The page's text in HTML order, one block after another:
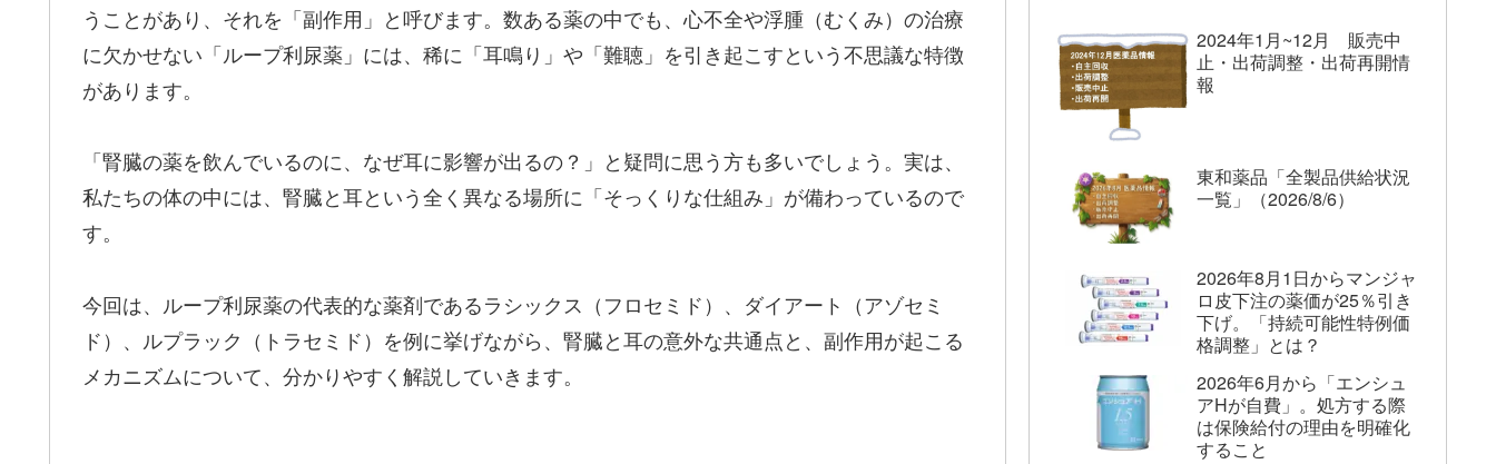
うことがあり、それを「副作用」と呼びます。数ある薬の中でも、心不全や浮腫（むくみ）の治療
に欠かせない「ループ利尿薬」には、稀に「耳鳴り」や「難聴」を引き起こすという不思議な特徴
があります。
「腎臓の薬を飲んでいるのに、なぜ耳に影響が出るの？」と疑問に思う方も多いでしょう。実は、
私たちの体の中には、腎臓と耳という全く異なる場所に「そっくりな仕組み」が備わっているので
す。
今回は、ループ利尿薬の代表的な薬剤であるラシックス（フロセミド）、ダイアート（アゾセミ
ド）、ルプラック（トラセミド）を例に挙げながら、腎臓と耳の意外な共通点と、副作用が起こる
メカニズムについて、分かりやすく解説していきます。
2024年1月~12月 販売中
止・出荷調整・出荷再開情
報
東和薬品「全製品供給状況
一覧」（2026/8/6）
2026年8月1日からマンジャ
ロ皮下注の薬価が25％引き
下げ。「持続可能性特例価
格調整」とは？
2026年6月から「エンシュ
アHが自費」。処方する際
は保険給付の理由を明確化
すること